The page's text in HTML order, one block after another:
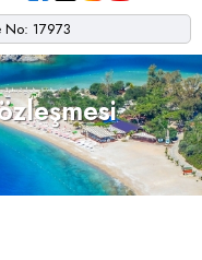
No: 17973
French
Dolar
USD- $
>